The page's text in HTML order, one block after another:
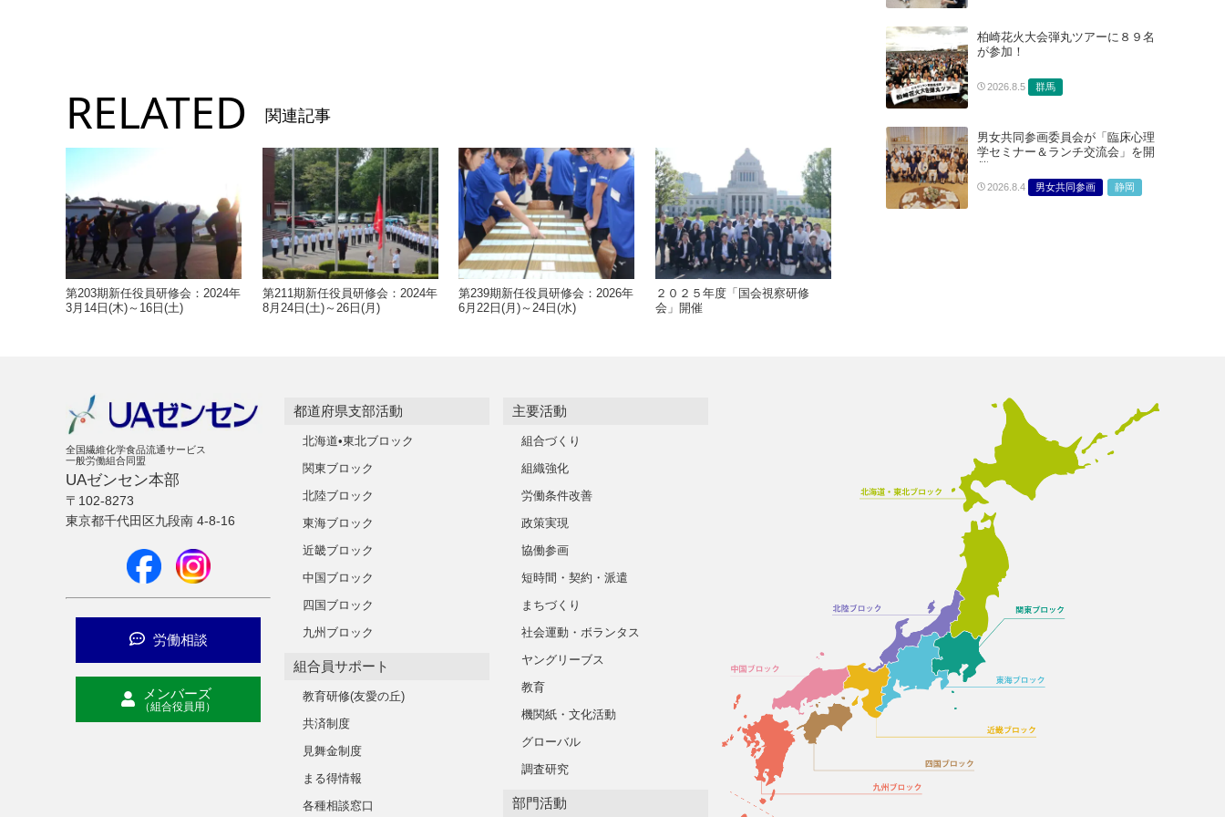
RELATED 関連記事
第203期新任役員研修会：2024年
3月14日(木)～16日(土)
第211期新任役員研修会：2024年
8月24日(土)～26日(月)
第239期新任役員研修会：2026年
6月22日(月)～24日(水)
２０２５年度「国会視察研修
会」開催
柏崎花火大会弾丸ツアーに８９名
が参加！
2026.8.5 群馬
男女共同参画委員会が「臨床心理
学セミナー＆ランチ交流会」を開
催
2026.8.4 男女共同参画 静岡
全国繊維化学食品流通サービス
一般労働組合同盟
UAゼンセン本部
〒102-8273
東京都千代田区九段南 4-8-16
労働相談
メンバーズ
（組合役員用）
都道府県支部活動
北海道•東北ブロック
関東ブロック
北陸ブロック
東海ブロック
近畿ブロック
中国ブロック
四国ブロック
九州ブロック
組合員サポート
教育研修(友愛の丘)
共済制度
見舞金制度
まる得情報
各種相談窓口
主要活動
組合づくり
組織強化
労働条件改善
政策実現
協働参画
短時間・契約・派遣
まちづくり
社会運動・ボランタス
ヤングリーブス
教育
機関紙・文化活動
グローバル
調査研究
部門活動